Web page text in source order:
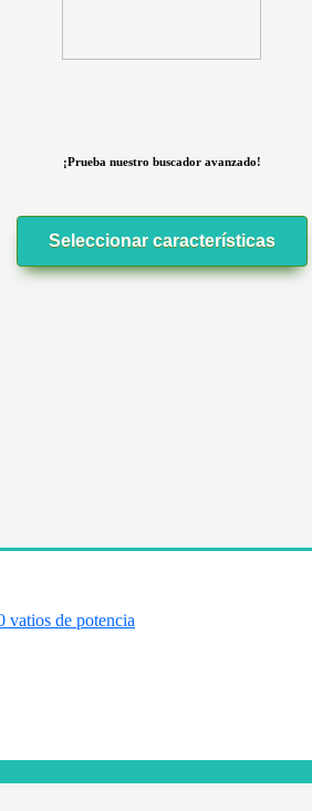
¡Prueba nuestro buscador avanzado!
Seleccionar características